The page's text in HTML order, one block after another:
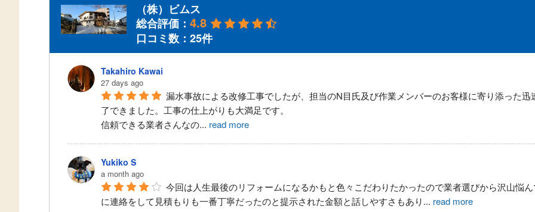
（株）ビムス
総合評価： 4.8
口コミ数：25件
Takahiro Kawai
27 days ago
漏水事故による改修工事でしたが、担当のN目氏及び作業メンバーのお客様に寄り添った
了できました。工事の仕上がりも大満足です。
信頼できる業者さんなの... read more
Yukiko S
a month ago
今回は人生最後のリフォームになるかもと色々こだわりたかったので業者選びから沢山悩
に連絡をして見積もりも一番丁寧だったのと提示された金額と話しやすさもあり... read more